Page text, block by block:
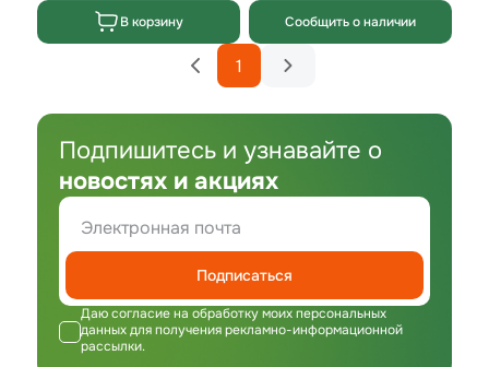
В корзину Сообщить о наличии
1
Подпишитесь и узнавайте о
новостях и акциях
Подписаться
Даю согласие на обработку моих персональных
данных для получения рекламно-информационной
рассылки.